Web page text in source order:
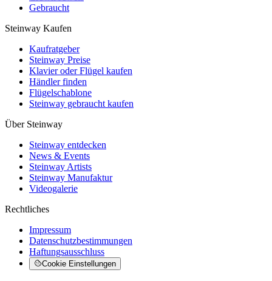
Gebraucht
Steinway Kaufen
Kaufratgeber
Steinway Preise
Klavier oder Flügel kaufen
Händler finden
Flügelschablone
Steinway gebraucht kaufen
Über Steinway
Steinway entdecken
News & Events
Steinway Artists
Steinway Manufaktur
Videogalerie
Rechtliches
Impressum
Datenschutzbestimmungen
Haftungsausschluss
Cookie Einstellungen